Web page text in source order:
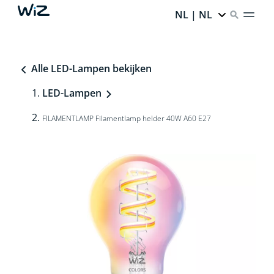
NL | NL
Alle LED-Lampen bekijken
LED-Lampen
FILAMENTLAMP Filamentlamp helder 40W A60 E27